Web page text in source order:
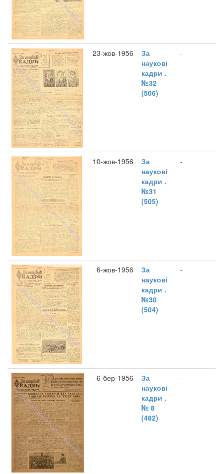
23-жов-1956
За
наукові
кадри .
№32
(506)
-
10-жов-1956
За
наукові
кадри .
№31
(505)
-
6-жов-1956
За
наукові
кадри .
№30
(504)
-
6-бер-1956
За
наукові
кадри .
№ 8
(482)
-